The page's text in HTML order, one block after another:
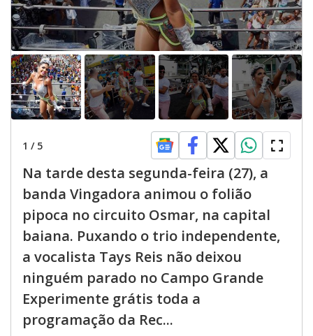
1 / 5
Na tarde desta segunda-feira (27), a
banda Vingadora animou o folião
pipoca no circuito Osmar, na capital
baiana. Puxando o trio independente,
a vocalista Tays Reis não deixou
ninguém parado no Campo Grande
Experimente grátis toda a
programação da Rec...